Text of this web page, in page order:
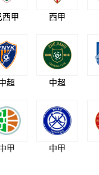
西甲 西甲
超 中超
甲 中甲